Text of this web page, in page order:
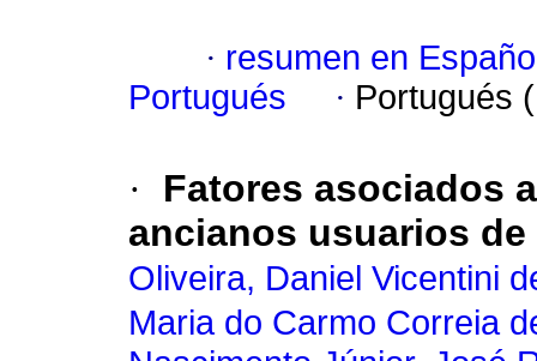
· resumen en
Portugués
· Portugués
·
Fatores asociados
ancianos usuarios
Oliveira, Daniel Vicentini
Maria do Carmo Correia